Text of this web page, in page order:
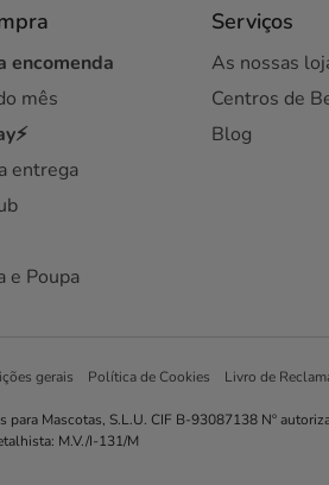
encomenda
mês
entrega
e Poupa
Serviços
As nossas
Centros de
Blog
gerais Política de Cookies Livro de
Mascotas, S.L.U. CIF B-93087138 Nº
M.V./I-131/M